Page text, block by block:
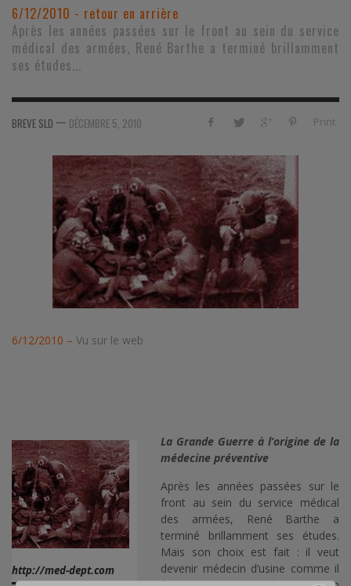
6/12/2010 - retour en arrière
Après les années passées sur le front au sein du service
médical des armées, René Barthe a terminé brillamment
ses études...
Print
BREVE SLD — DÉCEMBRE 5, 2010
6/12/2010 – Vu sur le web
http://med-dept.com
La Grande Guerre à l’origine de la
médecine préventive
Après les années passées sur le
front au sein du service médical
des armées, René Barthe a
terminé brillamment ses études.
Mais son choix est fait : il veut
devenir médecin d’usine comme il